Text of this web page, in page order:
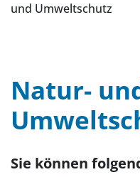
und Umweltschutz
Natur-
Sie können